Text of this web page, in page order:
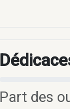
Part des